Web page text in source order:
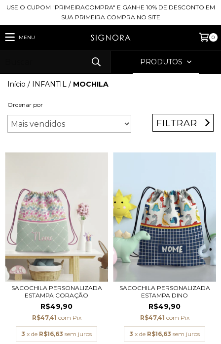
USE O CUPOM "PRIMEIRACOMPRA" E GANHE 10% DE DESCONTO EM
SUA PRIMEIRA COMPRA NO SITE
MENU 0
PRODUTOS
Início / INFANTIL / MOCHILA
Ordenar por
FILTRAR
SACOCHILA PERSONALIZADA
ESTAMPA CORAÇÃO
R$49,90
R$47,41 com Pix
3 x de R$16,63 sem juros
SACOCHILA PERSONALIZADA
ESTAMPA DINO
R$49,90
R$47,41 com Pix
3 x de R$16,63 sem juros